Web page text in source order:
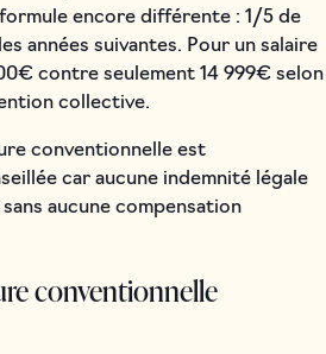
encore différente : 1/5 de
années suivantes. Pour un salaire
contre seulement 14 999€ selon
collective.
conventionnelle est
car aucune indemnité légale
aucune compensation
conventionnelle